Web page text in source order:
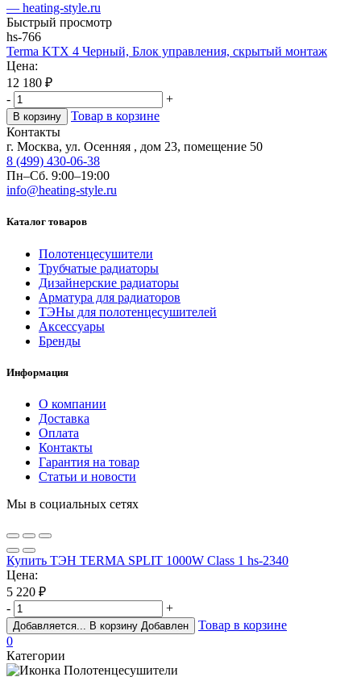
Быстрый просмотр
hs-766
Terma KTX 4 Черный, Блок управления, скрытый монтаж
Цена:
12 180 ₽
-
+
В корзину
Товар в корзине
Контакты
г. Москва, ул. Осенняя , дом 23, помещение 50
8 (499) 430-06-38
Пн–Сб. 9:00–19:00
info@heating-style.ru
Каталог товаров
Полотенцесушители
Трубчатые радиаторы
Дизайнерские радиаторы
Арматура для радиаторов
ТЭНы для полотенцесушителей
Аксессуары
Бренды
Информация
О компании
Доставка
Оплата
Контакты
Гарантия на товар
Статьи и новости
Мы в социальных сетях
Купить ТЭН TERMA SPLIT 1000W Class 1 hs-2340
Цена:
5 220 ₽
-
+
Добавляется... В корзину Добавлен
Товар в корзине
0
Категории